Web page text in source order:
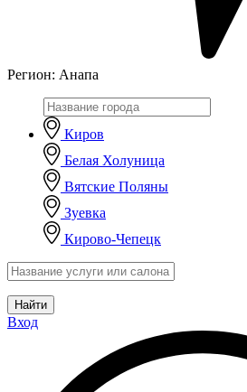
Регион: Анапа
Киров
Белая Холуница
Вятские Поляны
Зуевка
Кирово-Чепецк
Найти
Вход